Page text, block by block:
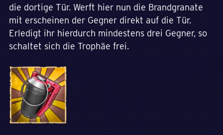
die dortige Tür. Werft hier nun die Brandgranate
mit erscheinen der Gegner direkt auf die Tür.
Erledigt ihr hierdurch mindestens drei Gegner, so
schaltet sich die Trophäe frei.